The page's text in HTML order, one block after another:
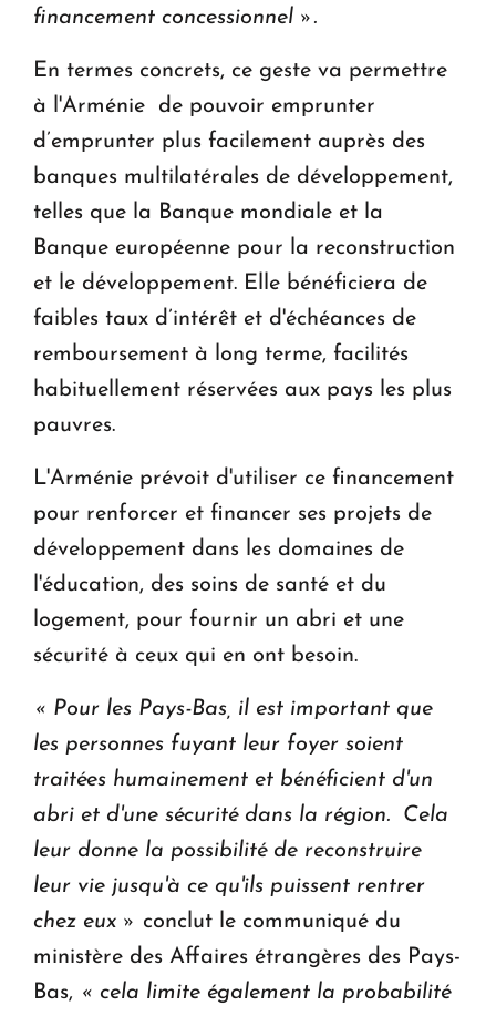
financement concessionnel ».
En termes concrets, ce geste va permettre
à l'Arménie de pouvoir emprunter
d’emprunter plus facilement auprès des
banques multilatérales de développement,
telles que la Banque mondiale et la
Banque européenne pour la reconstruction
et le développement. Elle bénéficiera de
faibles taux d’intérêt et d'échéances de
remboursement à long terme, facilités
habituellement réservées aux pays les plus
pauvres.
L'Arménie prévoit d'utiliser ce financement
pour renforcer et financer ses projets de
développement dans les domaines de
l'éducation, des soins de santé et du
logement, pour fournir un abri et une
sécurité à ceux qui en ont besoin.
« Pour les Pays-Bas, il est important que
les personnes fuyant leur foyer soient
traitées humainement et bénéficient d'un
abri et d'une sécurité dans la région. Cela
leur donne la possibilité de reconstruire
leur vie jusqu'à ce qu'ils puissent rentrer
chez eux » conclut le communiqué du
ministère des Affaires étrangères des Pays-
Bas, « cela limite également la probabilité